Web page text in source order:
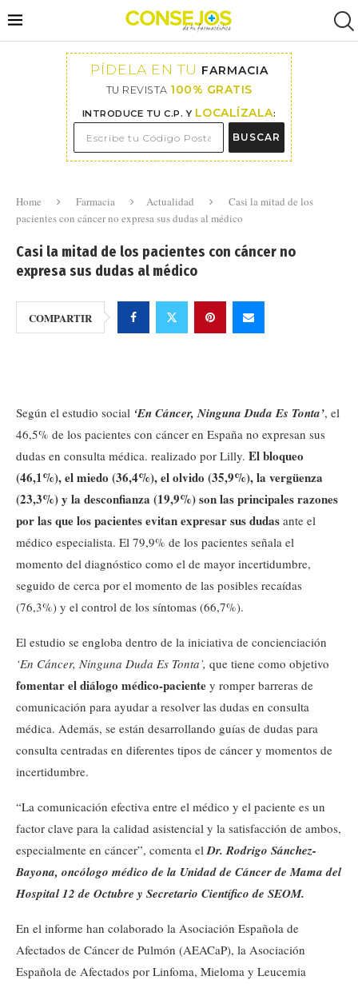
PÍDELA EN TU FARMACIA
TU REVISTA 100% GRATIS
INTRODUCE TU C.P. Y LOCALÍZALA:
BUSCAR
Home Farmacia Actualidad
Casi la mitad de los
pacientes con cáncer no expresa sus dudas al médico
Casi la mitad de los pacientes con cáncer no
expresa sus dudas al médico
COMPARTIR
Según el estudio social ‘En Cáncer, Ninguna Duda Es Tonta’, el
46,5% de los pacientes con cáncer en España no expresan sus
dudas en consulta médica. realizado por Lilly. El bloqueo
(46,1%), el miedo (36,4%), el olvido (35,9%), la vergüenza
(23,3%) y la desconfianza (19,9%) son las principales razones
por las que los pacientes evitan expresar sus dudas ante el
médico especialista. El 79,9% de los pacientes señala el
momento del diagnóstico como el de mayor incertidumbre,
seguido de cerca por el momento de las posibles recaídas
(76,3%) y el control de los síntomas (66,7%).
El estudio se engloba dentro de la iniciativa de concienciación
‘En Cáncer, Ninguna Duda Es Tonta’, que tiene como objetivo
fomentar el diálogo médico-paciente y romper barreras de
comunicación para ayudar a resolver las dudas en consulta
médica. Además, se están desarrollando guías de dudas para
consulta centradas en diferentes tipos de cáncer y momentos de
incertidumbre.
“La comunicación efectiva entre el médico y el paciente es un
factor clave para la calidad asistencial y la satisfacción de ambos,
especialmente en cáncer”, comenta elDr. Rodrigo Sánchez-
Bayona, oncólogo médico de la Unidad de Cáncer de Mama del
Hospital 12 de Octubre y Secretario Científico de SEOM.
En el informe han colaborado la Asociación Española de
Afectados de Cáncer de Pulmón (AEACaP), la Asociación
Española de Afectados por Linfoma, Mieloma y Leucemia